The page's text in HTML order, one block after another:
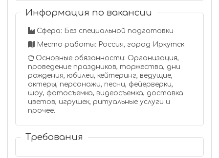
Информация по вакансии
Сфера: Без специальной подготовки
Место работы: Россия, город Иркутск
Основные обязанности: Организация,
проведение праздников, торжества, дни
рождения, юбилеи, кейтеринг, ведущие,
актеры, персонажи, песни, фейерверки,
шоу, фотосъемка, видеосъемка, доставка
цветов, игрушек, ритуальные услуги и
прочее.
Требования